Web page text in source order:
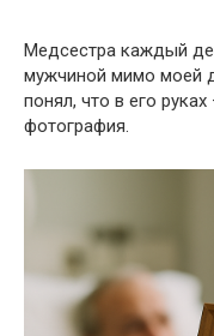
Медсестра каждый
мужчиной мимо моей
понял, что в его
фотография.